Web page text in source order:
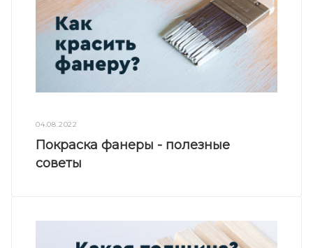
04.08.2022
Покраска фанеры - полезные
советы